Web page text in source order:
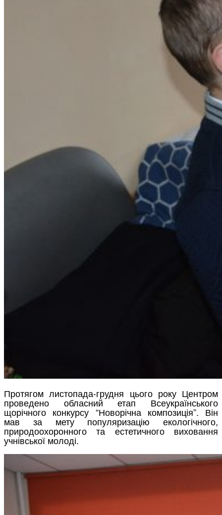
Протягом листопада-грудня цього року Центром
проведено обласний етап Всеукраїнського
щорічного конкурсу “Новорічна композиція”. Він
мав за мету популяризацію екологічного,
природоохоронного та естетичного виховання
учнівської молоді.